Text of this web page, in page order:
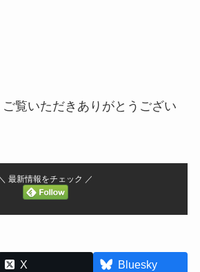
覧いただきありがとうござい
最新情報をチェック ／
X
Bluesky